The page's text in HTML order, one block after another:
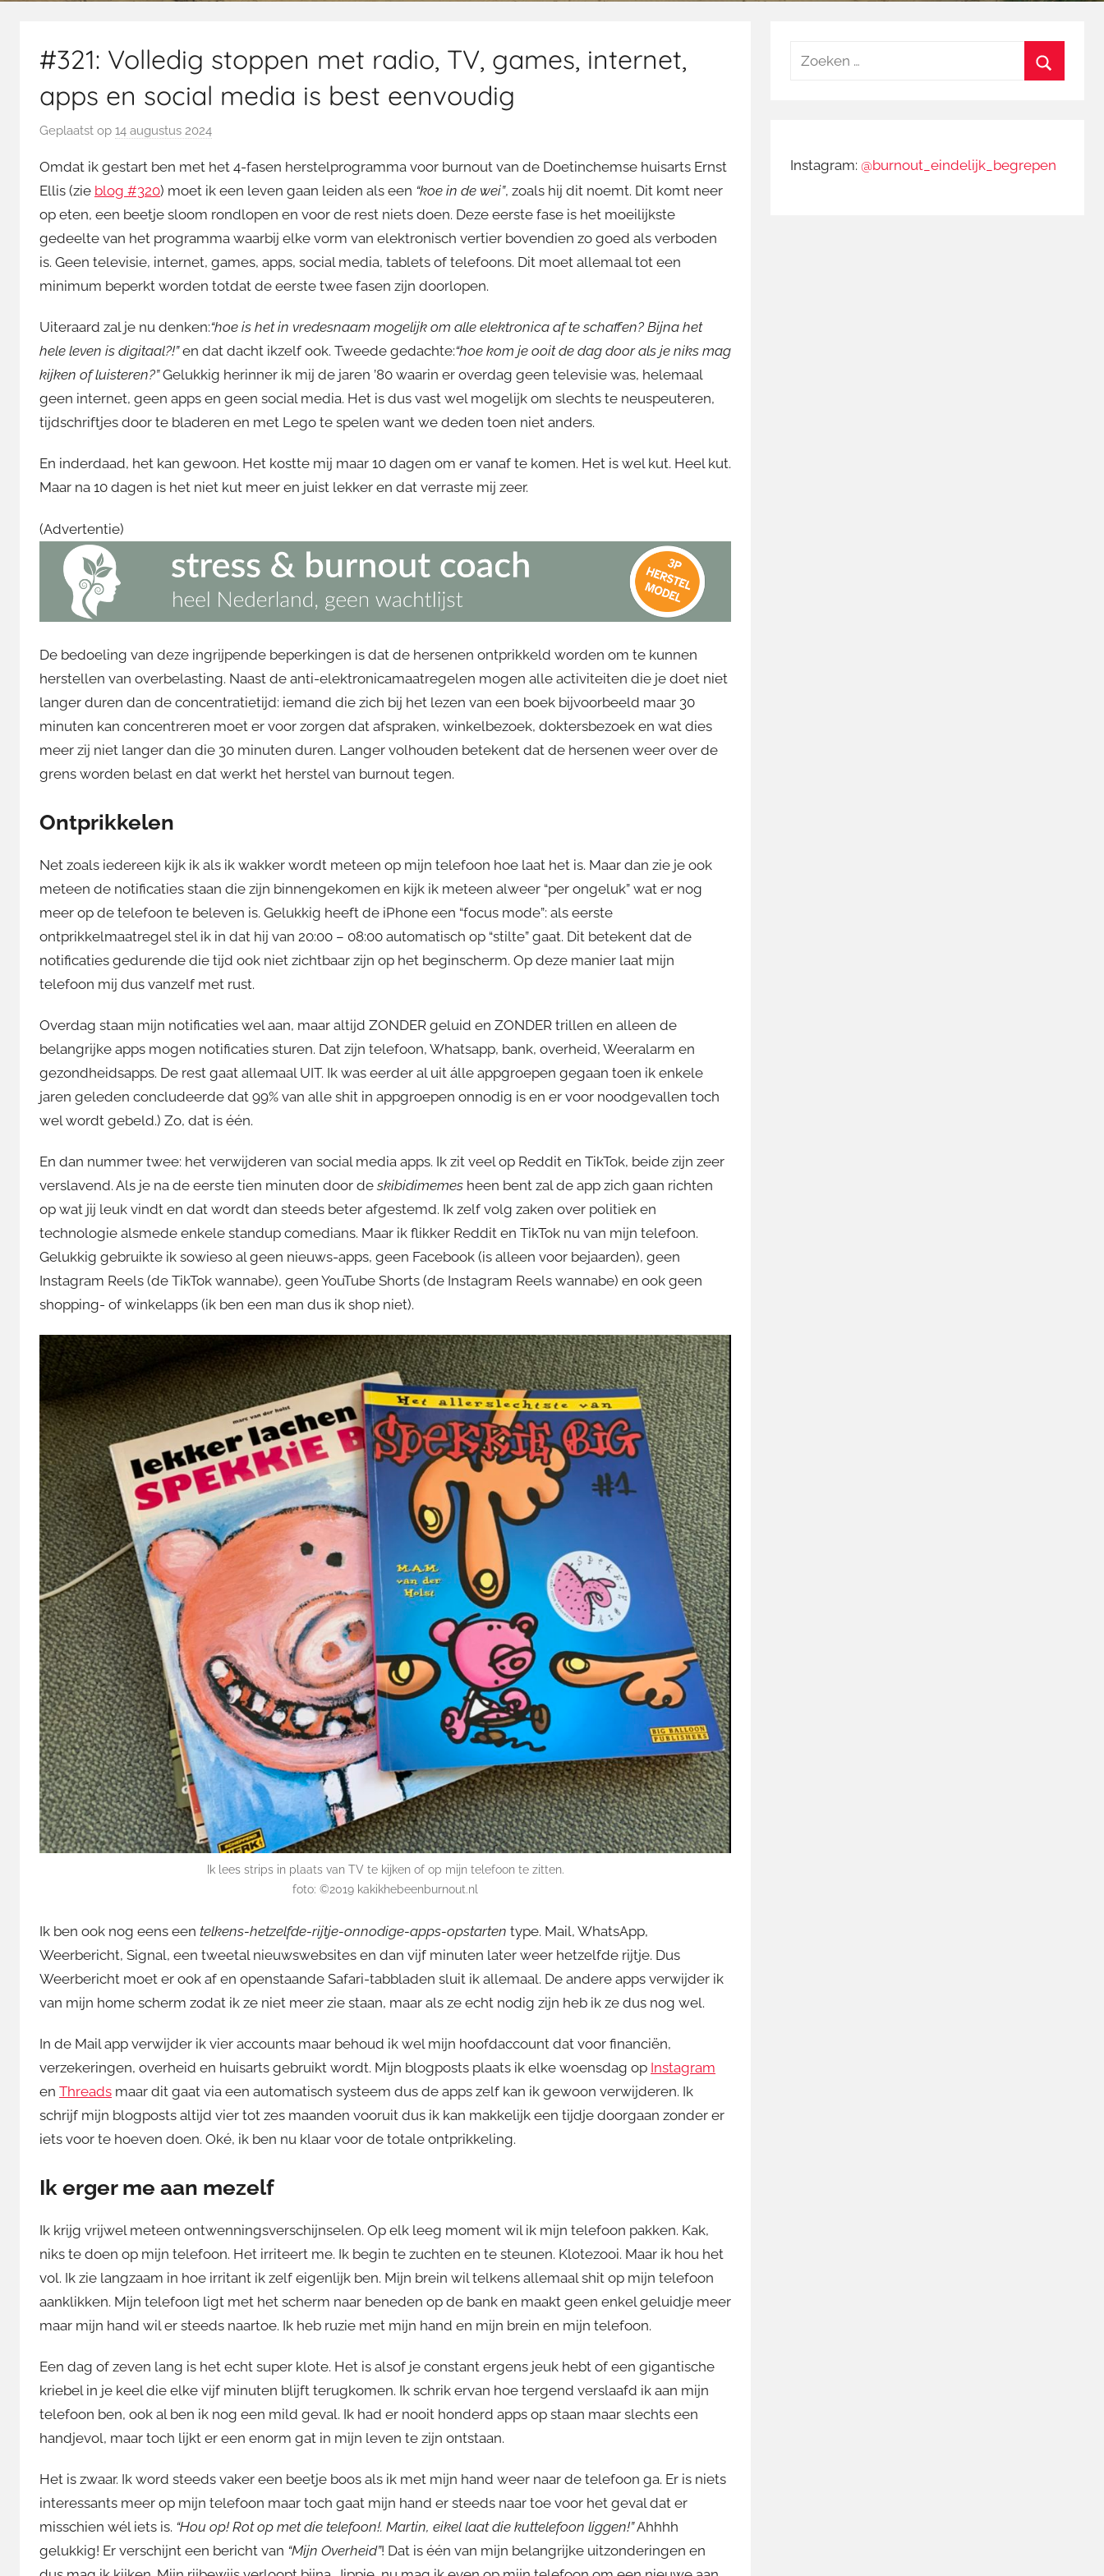
#321: Volledig stoppen met radio, TV, games, internet,
apps en social media is best eenvoudig
Geplaatst op 14 augustus 2024
o
r
M
a
r
t
n
Omdat ik gestart ben met het 4-fasen herstelprogramma voor burnout van de Doetinchemse huisarts Ernst
Ellis (zie blog #320) moet ik een leven gaan leiden als een “koe in de wei”, zoals hij dit noemt. Dit komt neer
op eten, een beetje sloom rondlopen en voor de rest niets doen. Deze eerste fase is het moeilijkste
gedeelte van het programma waarbij elke vorm van elektronisch vertier bovendien zo goed als verboden
is. Geen televisie, internet, games, apps, social media, tablets of telefoons. Dit moet allemaal tot een
minimum beperkt worden totdat de eerste twee fasen zijn doorlopen.
Uiteraard zal je nu denken:“hoe is het in vredesnaam mogelijk om alle elektronica af te schaffen? Bijna het
hele leven is digitaal?!”en dat dacht ikzelf ook. Tweede gedachte:“hoe kom je ooit de dag door als je niks mag
kijken of luisteren?”Gelukkig herinner ik mij de jaren ’80 waarin er overdag geen televisie was, helemaal
geen internet, geen apps en geen social media. Het is dus vast wel mogelijk om slechts te neuspeuteren,
tijdschriftjes door te bladeren en met Lego te spelen want we deden toen niet anders.
En inderdaad, het kan gewoon. Het kostte mij maar 10 dagen om er vanaf te komen. Het is wel kut. Heel kut.
Maar na 10 dagen is het niet kut meer en juist lekker en dat verraste mij zeer.
(Advertentie)
De bedoeling van deze ingrijpende beperkingen is dat de hersenen ontprikkeld worden om te kunnen
herstellen van overbelasting. Naast de anti-elektronicamaatregelen mogen alle activiteiten die je doet niet
langer duren dan de concentratietijd: iemand die zich bij het lezen van een boek bijvoorbeeld maar 30
minuten kan concentreren moet er voor zorgen dat afspraken, winkelbezoek, doktersbezoek en wat dies
meer zij niet langer dan die 30 minuten duren. Langer volhouden betekent dat de hersenen weer over de
grens worden belast en dat werkt het herstel van burnout tegen.
Ontprikkelen
Net zoals iedereen kijk ik als ik wakker wordt meteen op mijn telefoon hoe laat het is. Maar dan zie je ook
meteen de notificaties staan die zijn binnengekomen en kijk ik meteen alweer “per ongeluk” wat er nog
meer op de telefoon te beleven is. Gelukkig heeft de iPhone een “focus mode”: als eerste
ontprikkelmaatregel stel ik in dat hij van 20:00 – 08:00 automatisch op “stilte” gaat. Dit betekent dat de
notificaties gedurende die tijd ook niet zichtbaar zijn op het beginscherm. Op deze manier laat mijn
telefoon mij dus vanzelf met rust.
Overdag staan mijn notificaties wel aan, maar altijd ZONDER geluid en ZONDER trillen en alleen de
belangrijke apps mogen notificaties sturen. Dat zijn telefoon, Whatsapp, bank, overheid, Weeralarm en
gezondheidsapps. De rest gaat allemaal UIT. Ik was eerder al uit álle appgroepen gegaan toen ik enkele
jaren geleden concludeerde dat 99% van alle shit in appgroepen onnodig is en er voor noodgevallen toch
wel wordt gebeld.) Zo, dat is één.
En dan nummer twee: het verwijderen van social media apps. Ik zit veel op Reddit en TikTok, beide zijn zeer
verslavend. Als je na de eerste tien minuten door deskibidimemes heen bent zal de app zich gaan richten
op wat jij leuk vindt en dat wordt dan steeds beter afgestemd. Ik zelf volg zaken over politiek en
technologie alsmede enkele standup comedians. Maar ik flikker Reddit en TikTok nu van mijn telefoon.
Gelukkig gebruikte ik sowieso al geen nieuws-apps, geen Facebook (is alleen voor bejaarden), geen
Instagram Reels (de TikTok wannabe), geen YouTube Shorts (de Instagram Reels wannabe) en ook geen
shopping- of winkelapps (ik ben een man dus ik shop niet).
Ik lees strips in plaats van TV te kijken of op mijn telefoon te zitten.
foto: ©2019 kakikhebeenburnout.nl
Ik ben ook nog eens een telkens-hetzelfde-rijtje-onnodige-apps-opstarten type. Mail, WhatsApp,
Weerbericht, Signal, een tweetal nieuwswebsites en dan vijf minuten later weer hetzelfde rijtje. Dus
Weerbericht moet er ook af en openstaande Safari-tabbladen sluit ik allemaal. De andere apps verwijder ik
van mijn home scherm zodat ik ze niet meer zie staan, maar als ze echt nodig zijn heb ik ze dus nog wel.
In de Mail app verwijder ik vier accounts maar behoud ik wel mijn hoofdaccount dat voor financiën,
verzekeringen, overheid en huisarts gebruikt wordt. Mijn blogposts plaats ik elke woensdag op Instagram
en Threads maar dit gaat via een automatisch systeem dus de apps zelf kan ik gewoon verwijderen. Ik
schrijf mijn blogposts altijd vier tot zes maanden vooruit dus ik kan makkelijk een tijdje doorgaan zonder er
iets voor te hoeven doen. Oké, ik ben nu klaar voor de totale ontprikkeling.
Ik erger me aan mezelf
Ik krijg vrijwel meteen ontwenningsverschijnselen. Op elk leeg moment wil ik mijn telefoon pakken. Kak,
niks te doen op mijn telefoon. Het irriteert me. Ik begin te zuchten en te steunen. Klotezooi. Maar ik hou het
vol. Ik zie langzaam in hoe irritant ik zelf eigenlijk ben. Mijn brein wil telkens allemaal shit op mijn telefoon
aanklikken. Mijn telefoon ligt met het scherm naar beneden op de bank en maakt geen enkel geluidje meer
maar mijn hand wil er steeds naartoe. Ik heb ruzie met mijn hand en mijn brein en mijn telefoon.
Een dag of zeven lang is het echt super klote. Het is alsof je constant ergens jeuk hebt of een gigantische
kriebel in je keel die elke vijf minuten blijft terugkomen. Ik schrik ervan hoe tergend verslaafd ik aan mijn
telefoon ben, ook al ben ik nog een mild geval. Ik had er nooit honderd apps op staan maar slechts een
handjevol, maar toch lijkt er een enorm gat in mijn leven te zijn ontstaan.
Het is zwaar. Ik word steeds vaker een beetje boos als ik met mijn hand weer naar de telefoon ga. Er is niets
interessants meer op mijn telefoon maar toch gaat mijn hand er steeds naar toe voor het geval dat er
misschien wél iets is. “Hou op! Rot op met die telefoon!. Martin, eikel laat die kuttelefoon liggen!”Ahhhh
gelukkig! Er verschijnt een bericht van “Mijn Overheid”! Dat is één van mijn belangrijke uitzonderingen en
Zoeken
Instagram:@burnout_eindelijk_begrepen